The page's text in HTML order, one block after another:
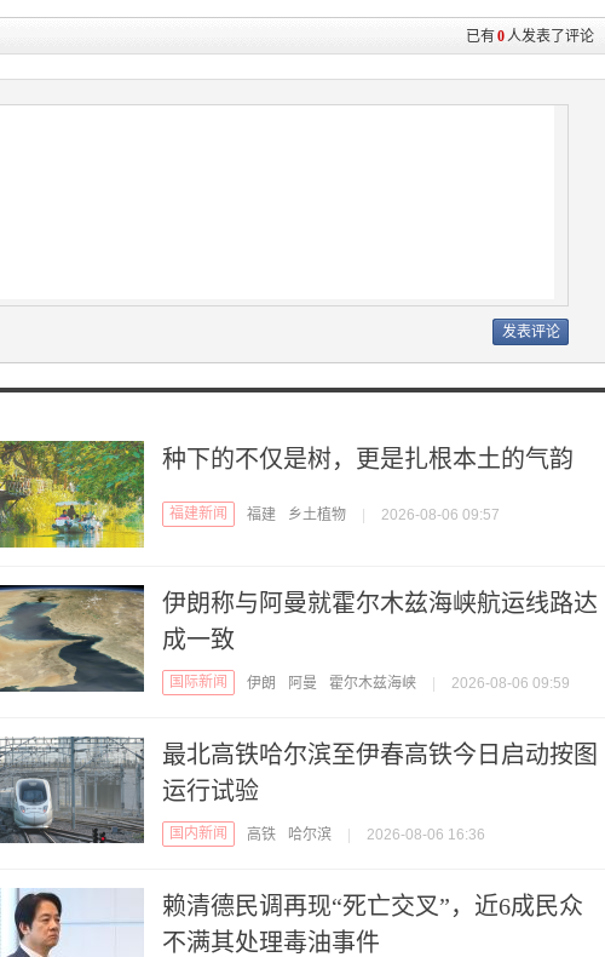
已有0人发表了评论
种下的不仅是树，更是扎根本土的气韵
福建新闻 福建 乡土植物 2026-08-06 09:57
伊朗称与阿曼就霍尔木兹海峡航运线路达
成一致
国际新闻 伊朗 阿曼 霍尔木兹海峡 2026-08-06 09:59
最北高铁哈尔滨至伊春高铁今日启动按图
运行试验
国内新闻 高铁 哈尔滨 2026-08-06 16:36
赖清德民调再现“死亡交叉”，近6成民众
不满其处理毒油事件